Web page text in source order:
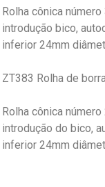
Rolha cônica
introdução bico,
inferior 24mm
ZT383 Rolha de
Rolha cônica
introdução do bico,
inferior 24mm